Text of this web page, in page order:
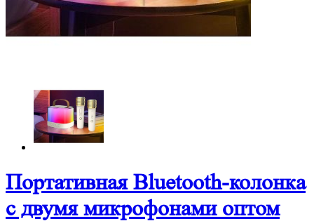
Портативная Bluetooth-колонка
c двумя микрофонами оптом